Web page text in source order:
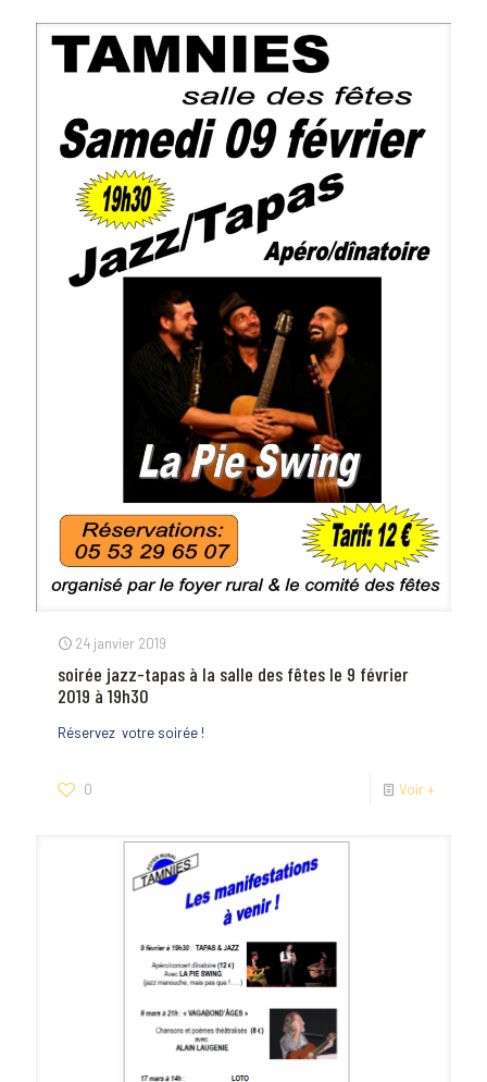
24 janvier 2019
soirée jazz-tapas à la salle des fêtes le 9 février
2019 à 19h30
Réservez votre soirée !
0 Voir +